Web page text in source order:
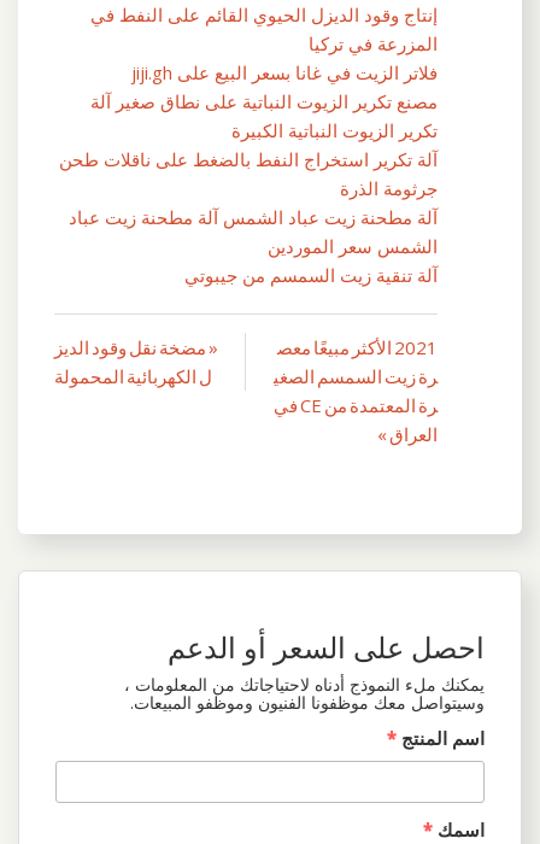
إنتاج وقود الديزل الحيوي القائم على النفط في
المزرعة في تركيا
فلاتر الزيت في غانا بسعر البيع على jiji.gh
مصنع تكرير الزيوت النباتية على نطاق صغير آلة
تكرير الزيوت النباتية الكبيرة
آلة تكرير استخراج النفط بالضغط على ناقلات طحن
جرثومة الذرة
آلة مطحنة زيت عباد الشمس آلة مطحنة زيت عباد
الشمس سعر الموردين
آلة تنقية زيت السمسم من جيبوتي
تصفّح
المقالات
« مضخة نقل وقود الديز
ل الكهربائية المحمولة
2021 الأكثر مبيعًا معص
رة زيت السمسم الصغي
رة المعتمدة من CE في
العراق »
احصل على السعر أو الدعم
يمكنك ملء النموذج أدناه لاحتياجاتك من المعلومات ،
وسيتواصل معك موظفونا الفنيون وموظفو المبيعات.
اسم المنتج *
اسمك *